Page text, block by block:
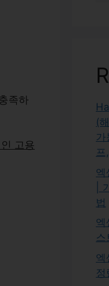
족하
고용
(
가
프
엑
|
법
엑
스
엑